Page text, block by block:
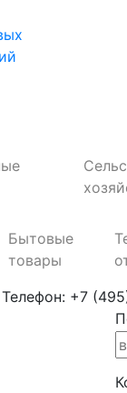
Бытовые
товары
+7